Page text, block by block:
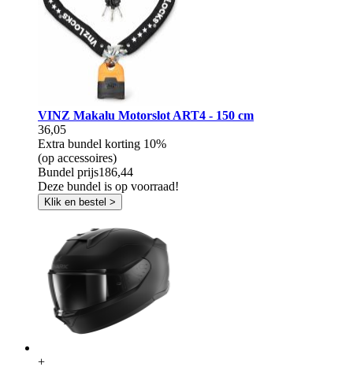
VINZ Makalu Motorslot ART4 - 150 cm
36,05
Extra bundel korting 10%
(op accessoires)
Bundel prijs186,44
Deze bundel is op voorraad!
Klik en bestel >
+